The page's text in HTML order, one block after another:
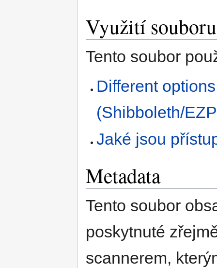
Využití souboru
Tento soubor
Different
(Shibboleth/
Jaké jsou
Metadata
Tento soubor
poskytnuté
scannerem,